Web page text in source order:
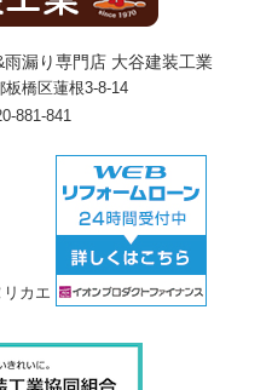
漏り専門店 大谷建装工業
板橋区蓮根3-8-14
881-841